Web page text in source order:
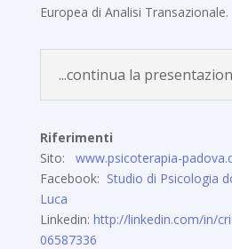
Europea di Analisi Transazionale.
...continua la
Riferimenti
Sito: www.psicoterapia-
Facebook: Studio di Psicologia
Luca
Linkedin: http://linkedin.com/in/
06587336